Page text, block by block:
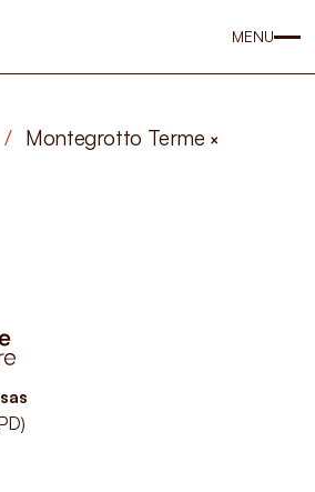
MENU
/ Montegrotto Terme ×